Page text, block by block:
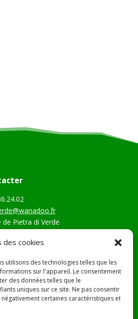
des cookies
utilisons des technologies telles que les
sur l'appareil. Le consentement
des données telles que le
uniques sur ce site. Ne pas consentir
certaines caractéristiques et
de Pietra di Verde
Verde